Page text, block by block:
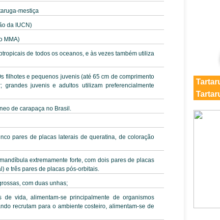
mestiça
da IUCN)
MMA)
de todos os oceanos, e às vezes também utiliza
filhotes e pequenos juvenis (até 65 cm de comprimento
juvenis e adultos utilizam preferencialmente
de carapaça no Brasil.
pares de placas laterais de queratina, de coloração
extremamente forte, com dois pares de placas
e três pares de placas pós-orbitais.
com duas unhas;
vida, alimentam-se principalmente de organismos
recrutam para o ambiente costeiro, alimentam-se de